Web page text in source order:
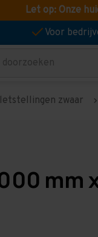
Let op: Onze
Voor
zwaar
mm